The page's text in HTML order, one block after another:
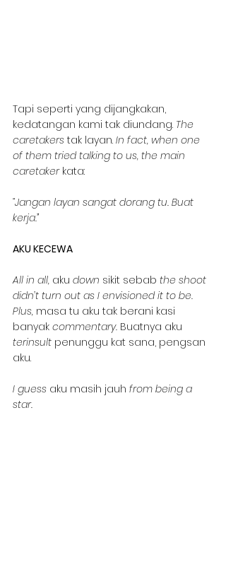
Tapi seperti yang dijangkakan,
kedatangan kami tak diundang. The
caretakers tak layan. In fact, when one
of them tried talking to us, the main
caretaker kata:
“Jangan layan sangat dorang tu. Buat
kerja.”
AKU KECEWA
All in all, aku down sikit sebab the shoot
didn’t turn out as I envisioned it to be.
Plus, masa tu aku tak berani kasi
banyak commentary. Buatnya aku
terinsult penunggu kat sana, pengsan
aku.
I guess aku masih jauh from being a
star.